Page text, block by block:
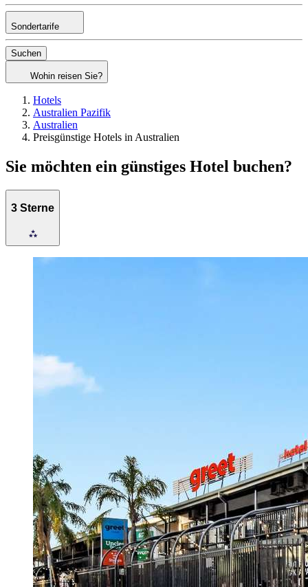
Sondertarife
Suchen
Wohin reisen Sie?
Hotels
Australien Pazifik
Australien
Preisgünstige Hotels in Australien
Sie möchten ein günstiges Hotel buchen?
3 Sterne